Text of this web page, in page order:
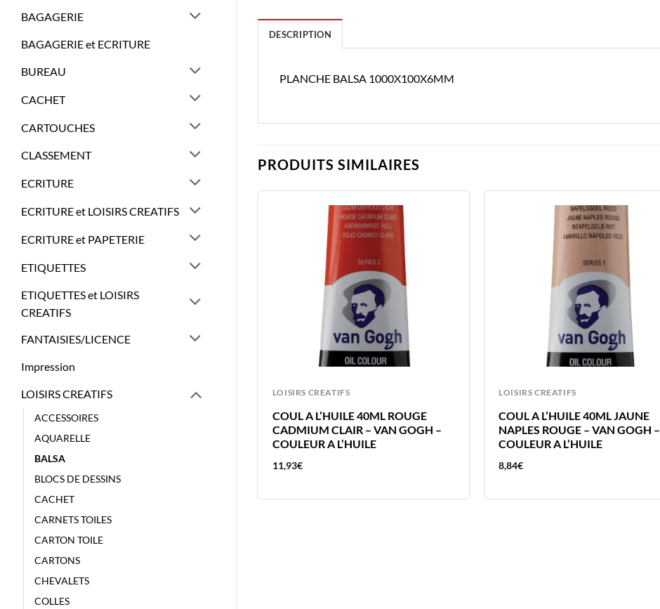
BAGAGERIE
BAGAGERIE et ECRITURE
BUREAU
CACHET
CARTOUCHES
CLASSEMENT
ECRITURE
ECRITURE et LOISIRS CREATIFS
ECRITURE et PAPETERIE
ETIQUETTES
ETIQUETTES et LOISIRS
CREATIFS
FANTAISIES/LICENCE
Impression
LOISIRS CREATIFS
ACCESSOIRES
AQUARELLE
BALSA
BLOCS DE DESSINS
CACHET
CARNETS TOILES
CARTON TOILE
CARTONS
CHEVALETS
COLLES
DESCRIPTION
PLANCHE BALSA 1000X100X6MM
PRODUITS SIMILAIRES
LOISIRS CREATIFS
COUL A L’HUILE 40ML ROUGE
CADMIUM CLAIR – VAN GOGH –
COULEUR A L’HUILE
11,93€
LOISIRS CREATIFS
COUL A L’HUILE 40ML JAUNE
NAPLES ROUGE – VAN GOGH –
COULEUR A L’HUILE
8,84€
LOISIRS CREATIFS
COUL A L’HUILE 40ML ORANGE
L’HUILE
8,84€